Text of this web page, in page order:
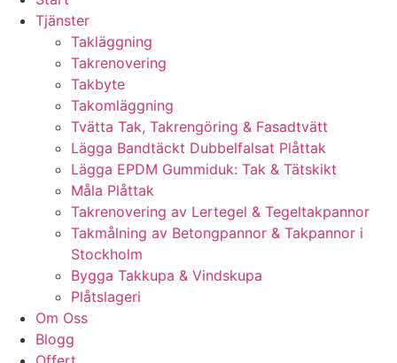
Tjänster
Takläggning
Takrenovering
Takbyte
Takomläggning
Tvätta Tak, Takrengöring & Fasadtvätt
Lägga Bandtäckt Dubbelfalsat Plåttak
Lägga EPDM Gummiduk: Tak & Tätskikt
Måla Plåttak
Takrenovering av Lertegel & Tegeltakpannor
Takmålning av Betongpannor & Takpannor i
Stockholm
Bygga Takkupa & Vindskupa
Plåtslageri
Om Oss
Blogg